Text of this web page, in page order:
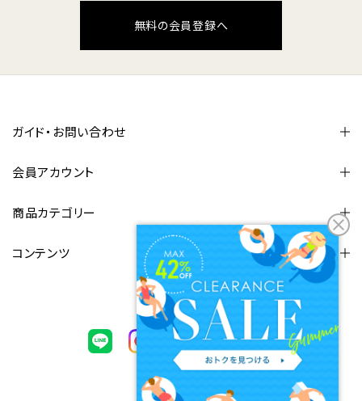
無料の会員登録へ
ガイド・お問い合わせ
会員アカウント
商品カテゴリー
コンテンツ
FOLLOW US